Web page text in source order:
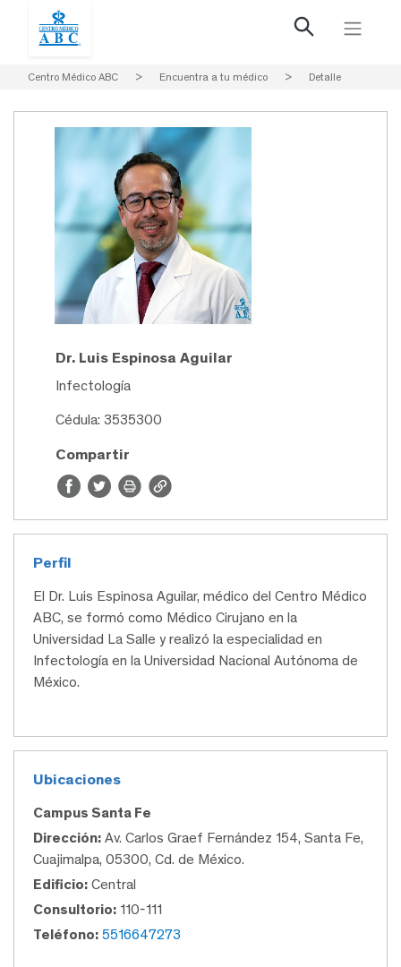
Centro Médico ABC > Encuentra a tu médico > Detalle
Dr. Luis Espinosa Aguilar
Infectología
Cédula: 3535300
Compartir
Perfil
El Dr. Luis Espinosa Aguilar, médico del Centro Médico
ABC, se formó como Médico Cirujano en la
Universidad La Salle y realizó la especialidad en
Infectología en la Universidad Nacional Autónoma de
México.
Ubicaciones
Campus Santa Fe
Dirección: Av. Carlos Graef Fernández 154, Santa Fe,
Cuajimalpa, 05300, Cd. de México.
Edificio: Central
Consultorio: 110-111
Teléfono: 5516647273